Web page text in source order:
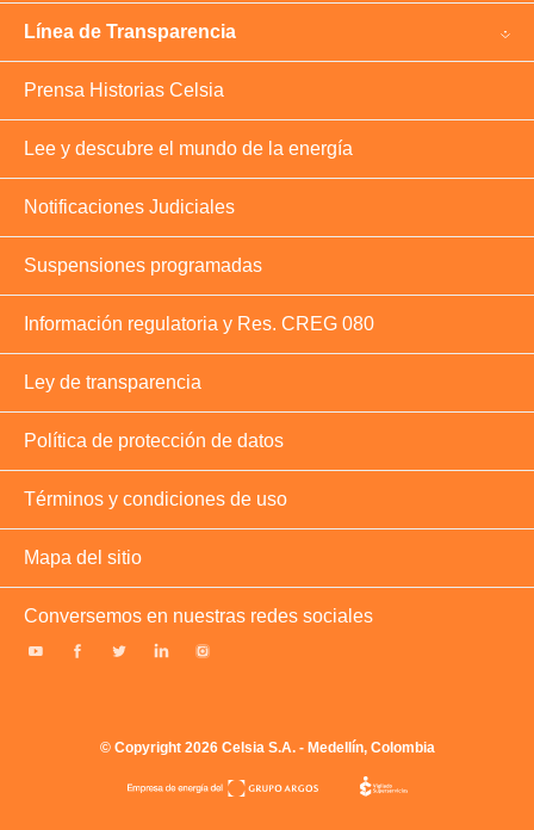
Prensa Historias Celsia
Lee y descubre el mundo de la energía
Notificaciones Judiciales
Línea de Transparencia
Suspensiones programadas
Información regulatoria y Res. CREG 080
Ley de transparencia
Política de protección de datos
Términos y condiciones de uso
Mapa del sitio
Conversemos en nuestras redes sociales
© Copyright 2026 Celsia S.A. - Medellín, Colombia